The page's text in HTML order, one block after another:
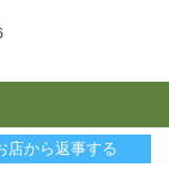
店から返事する